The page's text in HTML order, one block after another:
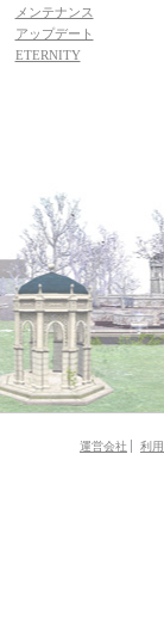
メンテナンス
アップデート
ETERNITY
運営会社 利